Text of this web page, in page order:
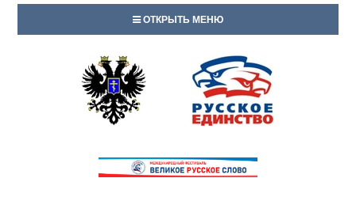
ОТКРЫТЬ МЕНЮ